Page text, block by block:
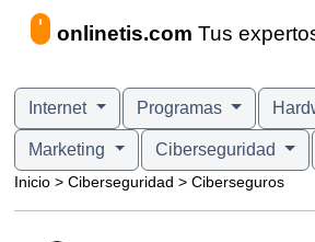
onlinetis.com Tus
Internet Programas
Marketing Ciberseguridad
Inicio > Ciberseguridad > Ciberseguros